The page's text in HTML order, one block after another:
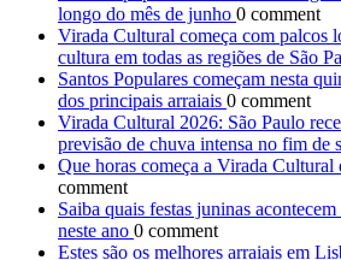
longo do mês de junho 0 comment
Virada Cultural começa com palcos
cultura em todas as regiões de São
Santos Populares começam nesta
dos principais arraiais 0 comment
Virada Cultural 2026: São Paulo
previsão de chuva intensa no fim de
Que horas começa a Virada Cultural
comment
Saiba quais festas juninas
neste ano 0 comment
Estes são os melhores arraiais em